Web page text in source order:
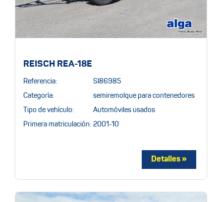
REISCH REA-18E
Referencia: SI86985
Categoría: semiremolque para contenedores
Tipo de vehículo: Automóviles usados
Primera matriculación: 2001-10